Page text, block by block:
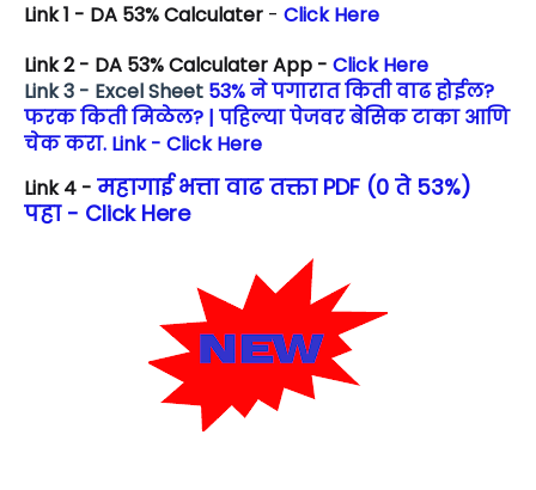
Link 1 - DA 53% Calculater - Click Here
Link 2 - DA 53% Calculater App - Click Here
Link 3 - Excel Sheet 53% ने पगारात किती वाढ होईल?
फरक किती मिळेल? | पहिल्या पेजवर बेसिक टाका आणि
चेक करा. Link - Click Here
Link 4 - महागाई भत्ता वाढ तक्ता PDF (0 ते 53%)
पहा - Click Here